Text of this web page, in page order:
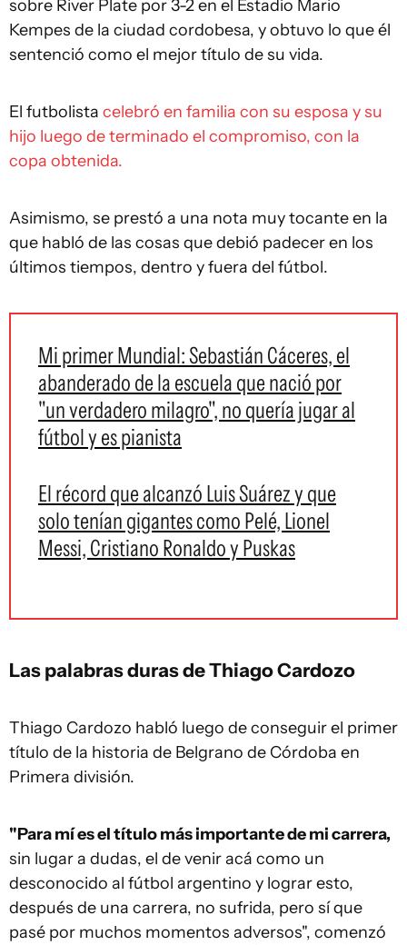
sobre River Plate por 3-2 en el Estadio Mario
Kempes de la ciudad cordobesa, y obtuvo lo que él
sentenció como el mejor título de su vida.
El futbolista celebró en familia con su esposa y su
hijo luego de terminado el compromiso, con la
copa obtenida.
Asimismo, se prestó a una nota muy tocante en la
que habló de las cosas que debió padecer en los
últimos tiempos, dentro y fuera del fútbol.
Mi primer Mundial: Sebastián Cáceres, el
abanderado de la escuela que nació por
"un verdadero milagro", no quería jugar al
fútbol y es pianista
El récord que alcanzó Luis Suárez y que
solo tenían gigantes como Pelé, Lionel
Messi, Cristiano Ronaldo y Puskas
Las palabras duras de Thiago Cardozo
Thiago Cardozo habló luego de conseguir el primer
título de la historia de Belgrano de Córdoba en
Primera división.
"Para mí es el título más importante de mi carrera,
sin lugar a dudas, el de venir acá como un
desconocido al fútbol argentino y lograr esto,
después de una carrera, no sufrida, pero sí que
pasé por muchos momentos adversos", comenzó